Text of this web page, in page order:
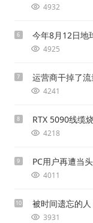
4932
6 今年8月12日地
4925
7 运营商干掉了
4241
8 RTX 5090线缆
4218
9 PC用户再遭当
4011
10 被时间遗忘的
3931